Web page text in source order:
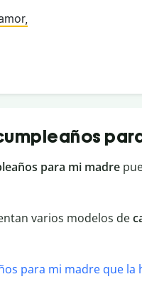
para mi madre
varios modelos de
para mi madre que la